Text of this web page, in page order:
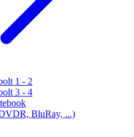
1 - 2
3 - 4
BluRay, ...)